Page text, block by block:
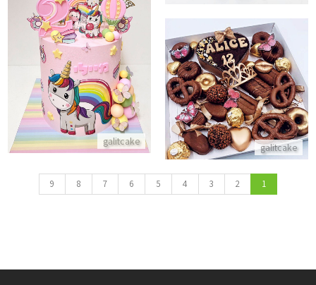
galitcake
עוגה של חדי קרן לגיל שנתיים
התקשר/י
galitcake
מארז בת מצווה שוקולדי
התקשר/י
1
2
3
4
5
6
7
8
9